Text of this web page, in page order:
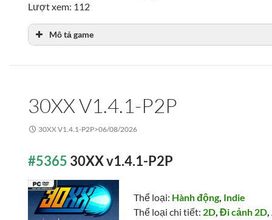
Lượt xem: 112
Mô tả game
30XX V1.4.1-P2P
30XX V1.4.1-P2P>06/08/2026
#5365 30XX v1.4.1-P2P
Thể loại: Hành động, Indie
Thể loại chi tiết: 2D,Đi cảnh 2D,